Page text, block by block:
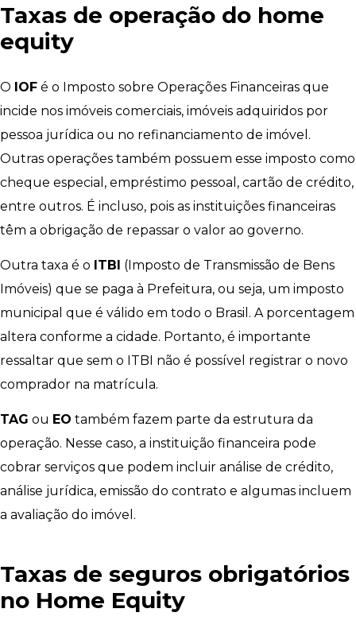
Taxas de operação do home
equity
O IOF é o Imposto sobre Operações Financeiras que
incide nos imóveis comerciais, imóveis adquiridos por
pessoa jurídica ou no refinanciamento de imóvel.
Outras operações também possuem esse imposto como
cheque especial, empréstimo pessoal, cartão de crédito,
entre outros. É incluso, pois as instituições financeiras
têm a obrigação de repassar o valor ao governo.
Outra taxa é o ITBI (Imposto de Transmissão de Bens
Imóveis) que se paga à Prefeitura, ou seja, um imposto
municipal que é válido em todo o Brasil. A porcentagem
altera conforme a cidade. Portanto, é importante
ressaltar que sem o ITBI não é possível registrar o novo
comprador na matrícula.
TAG ou EO também fazem parte da estrutura da
operação. Nesse caso, a instituição financeira pode
cobrar serviços que podem incluir análise de crédito,
análise jurídica, emissão do contrato e algumas incluem
a avaliação do imóvel.
Taxas de seguros obrigatórios
no Home Equity